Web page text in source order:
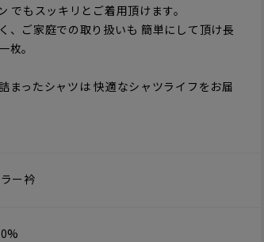
でもスッキリとご着用頂けます。
、ご家庭での取り扱いも 簡単にして頂け長
枚。
まったシャツは 快適なシャツライフをお届
ー衿